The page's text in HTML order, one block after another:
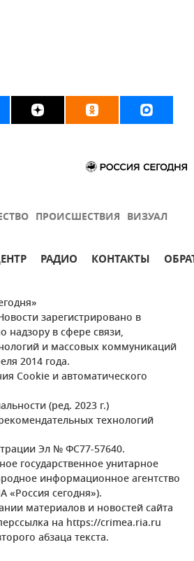
ПРОИСШЕСТВИЯ ВИЗУАЛ
РАДИО КОНТАКТЫ
зарегистрировано в
надзору в сфере связи,
и массовых коммуникаций
2014 года.
Cookie и автоматического
(ред. 2023 г.)
технологий
Эл № ФС77-57640.
государственное унитарное
информационное агентство
«Россия сегодня»).
материалов и новостей сайта
на https://crimea.ria.ru
абзаца текста.